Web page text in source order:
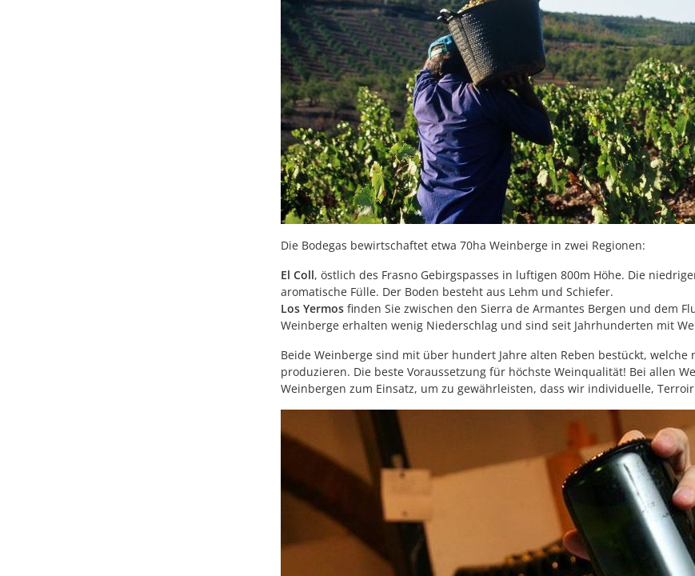
Die Bodegas bewirtschaftet etwa 70ha Weinberge in zwei Regionen:
El Coll, östlich des Frasno Gebirgspasses in luftigen 800m Höhe. Die
aromatische Fülle. Der Boden besteht aus Lehm und Schiefer.
Los Yermos finden Sie zwischen den Sierra de Armantes Bergen und dem
Weinberge erhalten wenig Niederschlag und sind seit Jahrhunderten mit
Beide Weinberge sind mit über hundert Jahre alten Reben bestückt,
produzieren. Die beste Voraussetzung für höchste Weinqualität! Bei allen
Weinbergen zum Einsatz, um zu gewährleisten, dass wir individuelle,